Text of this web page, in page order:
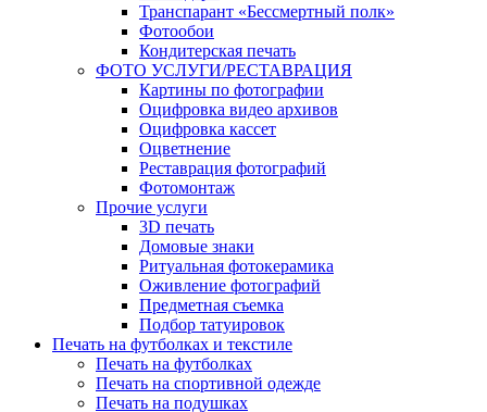
Транспарант «Бессмертный полк»
Фотообои
Кондитерская печать
ФОТО УСЛУГИ/РЕСТАВРАЦИЯ
Картины по фотографии
Оцифровка видео архивов
Оцифровка кассет
Оцветнение
Реставрация фотографий
Фотомонтаж
Прочие услуги
3D печать
Домовые знаки
Ритуальная фотокерамика
Оживление фотографий
Предметная съемка
Подбор татуировок
Печать на футболках и текстиле
Печать на футболках
Печать на спортивной одежде
Печать на подушках